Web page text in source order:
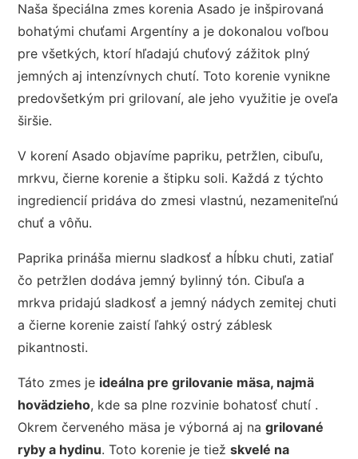
Naša špeciálna zmes korenia Asado je inšpirovaná
bohatými chuťami Argentíny a je dokonalou voľbou
pre všetkých, ktorí hľadajú chuťový zážitok plný
jemných aj intenzívnych chutí. Toto korenie vynikne
predovšetkým pri grilovaní, ale jeho využitie je oveľa
širšie.
V korení Asado objavíme papriku, petržlen, cibuľu,
mrkvu, čierne korenie a štipku soli. Každá z týchto
ingrediencií pridáva do zmesi vlastnú, nezameniteľnú
chuť a vôňu.
Paprika prináša miernu sladkosť a hĺbku chuti, zatiaľ
čo petržlen dodáva jemný bylinný tón. Cibuľa a
mrkva pridajú sladkosť a jemný nádych zemitej chuti
a čierne korenie zaistí ľahký ostrý záblesk
pikantnosti.
Táto zmes je ideálna pre grilovanie mäsa, najmä
hovädzieho, kde sa plne rozvinie bohatosť chutí .
Okrem červeného mäsa je výborná aj nagrilované
ryby a hydinu. Toto korenie je tiežskvelé na